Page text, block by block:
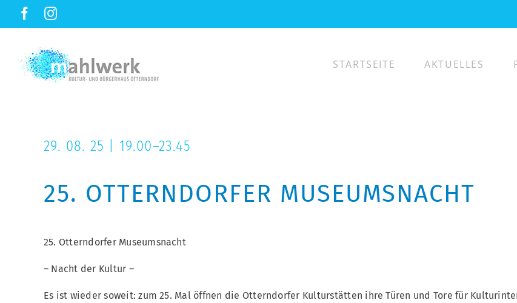
ZUM
INHALT
Facebook
STARTSEITE AKTUELLES
29. 08. 25 | 19.00–23.45
25. OTTERNDORFER MUSEUMSNACHT
25. Otterndorfer Museumsnacht
– Nacht der Kultur –
Es ist wieder soweit: zum 25. Mal öffnen die Otterndorfer Kulturstätten ihre Türen und Tore für